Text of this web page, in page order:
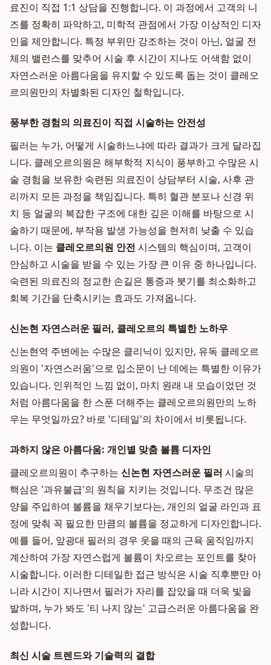
료진이 직접 1:1 상담을 진행합니다. 이 과정에서 고객의 니
즈를 정확히 파악하고, 미학적 관점에서 가장 이상적인 디자
인을 제안합니다. 특정 부위만 강조하는 것이 아닌, 얼굴 전
체의 밸런스를 맞추어 시술 후 시간이 지나도 어색함 없이
자연스러운 아름다움을 유지할 수 있도록 돕는 것이 클레오
르의원만의 차별화된 디자인 철학입니다.
풍부한 경험의 의료진이 직접 시술하는 안전성
필러는 누가, 어떻게 시술하느냐에 따라 결과가 크게 달라집
니다. 클레오르의원은 해부학적 지식이 풍부하고 수많은 시
술 경험을 보유한 숙련된 의료진이 상담부터 시술, 사후 관
리까지 모든 과정을 책임집니다. 특히 혈관 분포나 신경 위
치 등 얼굴의 복잡한 구조에 대한 깊은 이해를 바탕으로 시
술하기 때문에, 부작용 발생 가능성을 현저히 낮출 수 있습
니다. 이는 클레오르의원 안전 시스템의 핵심이며, 고객이
안심하고 시술을 받을 수 있는 가장 큰 이유 중 하나입니다.
숙련된 의료진의 정교한 손길은 통증과 붓기를 최소화하고
회복 기간을 단축시키는 효과도 가져옵니다.
신논현 자연스러운 필러, 클레오르의 특별한 노하우
신논현역 주변에는 수많은 클리닉이 있지만, 유독 클레오르
의원이 '자연스러움'으로 입소문이 난 데에는 특별한 이유가
있습니다. 인위적인 느낌 없이, 마치 원래 내 모습이었던 것
처럼 아름다움을 한 스푼 더해주는 클레오르의원만의 노하
우는 무엇일까요? 바로 '디테일'의 차이에서 비롯됩니다.
과하지 않은 아름다움: 개인별 맞춤 볼륨 디자인
클레오르의원이 추구하는 신논현 자연스러운 필러 시술의
핵심은 '과유불급'의 원칙을 지키는 것입니다. 무조건 많은
양을 주입하여 볼륨을 채우기보다는, 개인의 얼굴 라인과 표
정에 맞춰 꼭 필요한 만큼의 볼륨을 정교하게 디자인합니다.
예를 들어, 앞광대 필러의 경우 웃을 때의 근육 움직임까지
계산하여 가장 자연스럽게 볼륨이 차오르는 포인트를 찾아
시술합니다. 이러한 디테일한 접근 방식은 시술 직후뿐만 아
니라 시간이 지나면서 필러가 자리를 잡았을 때 더욱 빛을
발하며, 누가 봐도 '티 나지 않는' 고급스러운 아름다움을 완
성합니다.
최신 시술 트렌드와 기술력의 결합